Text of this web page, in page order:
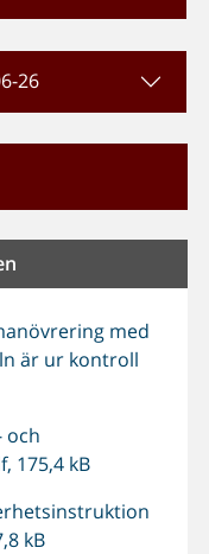
26
med
är ur kontroll
och
175,4 kB
kB